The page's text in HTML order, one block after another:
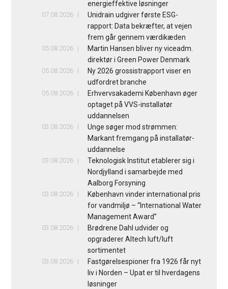
energieffektive løsninger
07.08.2026
Unidrain udgiver første ESG-
rapport: Data bekræfter, at vejen
frem går gennem værdikæden
05.08.2026
Martin Hansen bliver ny viceadm.
direktør i Green Power Denmark
05.08.2026
Ny 2026 grossistrapport viser en
udfordret branche
05.08.2026
Erhvervsakademi København øger
optaget på VVS-installatør
uddannelsen
03.08.2026
Unge søger mod strømmen:
Markant fremgang på installatør-
uddannelse
03.08.2026
Teknologisk Institut etablerer sig i
Nordjylland i samarbejde med
Aalborg Forsyning
03.08.2026
København vinder international pris
for vandmiljø – “International Water
Management Award”
03.08.2026
Brødrene Dahl udvider og
opgraderer Altech luft/luft
sortimentet
03.08.2026
Fastgørelsespioner fra 1926 får nyt
liv i Norden – Upat er til hverdagens
løsninger